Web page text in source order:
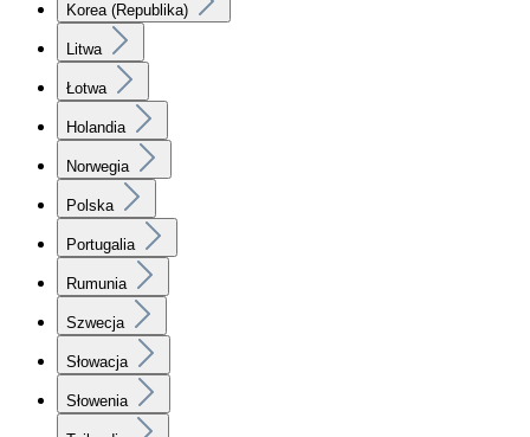
Korea (Republika)
Litwa
Łotwa
Holandia
Norwegia
Polska
Portugalia
Rumunia
Szwecja
Słowacja
Słowenia